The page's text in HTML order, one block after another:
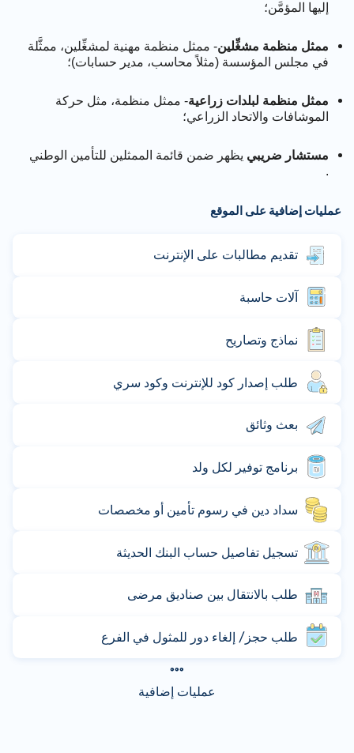
إليها المؤمَّن؛
ممثل منظمة مشغِّلين- ممثل منظمة مهنية لمشغِّلين، ممثَّلة
في مجلس المؤسسة (مثلاً محاسب، مدير حسابات)؛
ممثل منظمة لبلدات زراعية- ممثل منظمة، مثل حركة
الموشافات والاتحاد الزراعي؛
مستشار ضريبييظهر ضمن قائمة الممثلين للتأمين الوطني
عمليات إضافية على الموقع
تقديم مطالبات على الإنترنت
آلات حاسبة
نماذج وتصاريح
طلب إصدار كود للإنترنت وكود سري
بعث وثائق
برنامج توفير لكل ولد
سداد دين في رسوم تأمين أو مخصصات
تسجيل تفاصيل حساب البنك الحديثة
طلب بالانتقال بين صناديق مرضى
طلب حجز/ إلغاء دور للمثول في الفرع
عمليات إضافية